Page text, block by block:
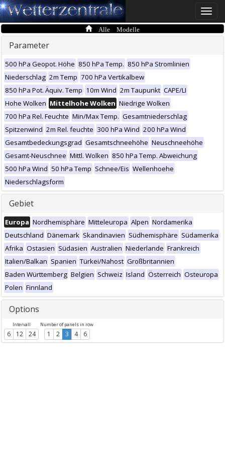
Toggle
Alle Modelle
Parameter
500 hPa Geopot. Höhe 850 hPa Temp. 850 hPa Stromlinien
Niederschlag 2m Temp 700 hPa Vertikalbew
850 hPa Pot. Äquiv. Temp 10m Wind 2m Taupunkt CAPE/LI
Hohe Wolken Mittelhohe Wolken Niedrige Wolken
700 hPa Rel. Feuchte Min/Max Temp. Gesamtniederschlag
Spitzenwind 2m Rel. feuchte 300 hPa Wind 200 hPa Wind
Gesamtbedeckungsgrad Gesamtschneehöhe Neuschneehöhe
Gesamt-Neuschnee Mittl. Wolken 850 hPa Temp. Abweichung
500 hPa Wind 50 hPa Temp Schnee/Eis Wellenhoehe
Niederschlagsform
Gebiet
Europa Nordhemisphäre Mitteleuropa Alpen Nordamerika
Deutschland Dänemark Skandinavien Südhemisphäre Südamerika
Afrika Ostasien Südasien Australien Niederlande Frankreich
Italien/Balkan Spanien Türkei/Nahost Großbritannien
Baden Württemberg Belgien Schweiz Island Österreich Osteuropa
Polen Finnland
Options
Intervall
6 12 24
Number of panels in row
1 2 3 4 6